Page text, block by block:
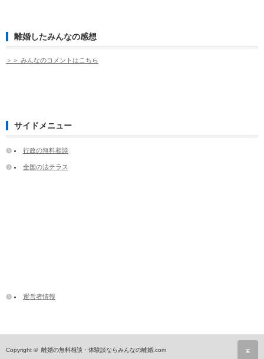
離婚したみんなの感想
＞＞ みんなのコメントはこちら
サイドメニュー
行政の無料相談
全国の法テラス
運営者情報
Copyright © 離婚の無料相談・体験談ならみんなの離婚.com